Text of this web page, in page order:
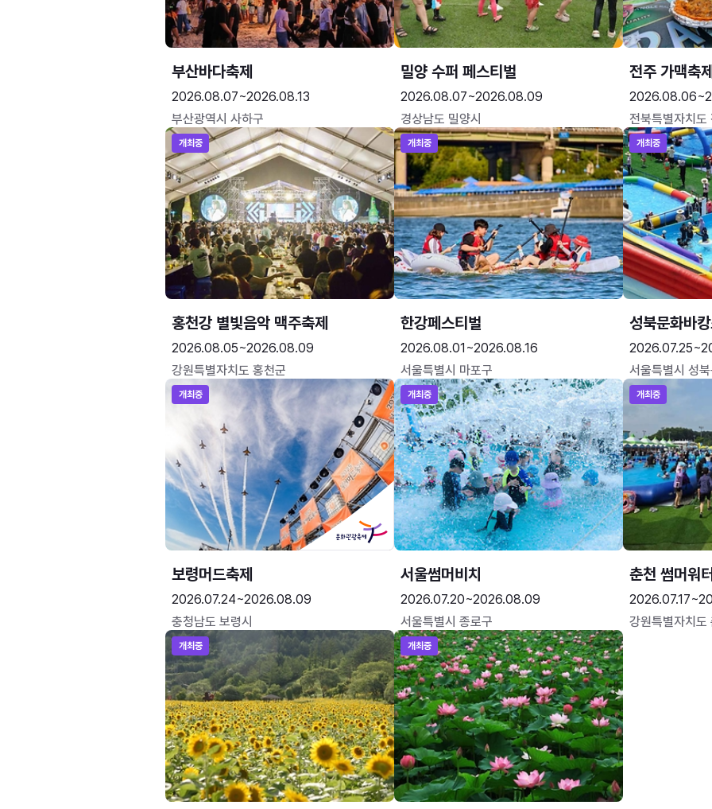
부산바다축제
2026.08.07~2026.08.13
부산광역시 사하구
밀양 수퍼 페스티벌
2026.08.07~2026.08.09
경상남도 밀양시
전주 가맥축
전북특별자치도
개최중
홍천강 별빛음악 맥주축제
2026.08.05~2026.08.09
강원특별자치도 홍천군
개최중
한강페스티벌
2026.08.01~2026.08.16
서울특별시 마포구
개최중
성북문화바
서울특별시 성
개최중
보령머드축제
2026.07.24~2026.08.09
충청남도 보령시
개최중
서울썸머비치
2026.07.20~2026.08.09
서울특별시 종로구
개최중
춘천 썸머워
강원특별자치도
개최중 개최중